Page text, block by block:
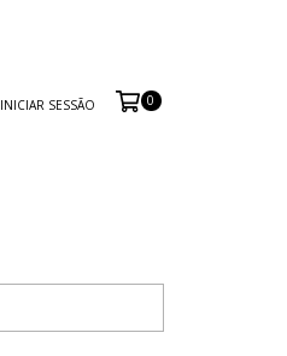
INICIAR SESSÃO 0